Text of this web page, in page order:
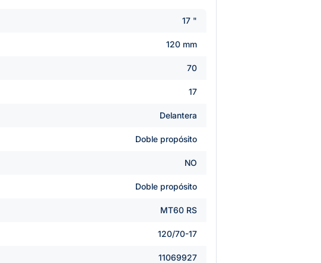
17 "
120 mm
70
17
Delantera
Doble propósito
NO
Doble propósito
MT60 RS
120/70-17
11069927